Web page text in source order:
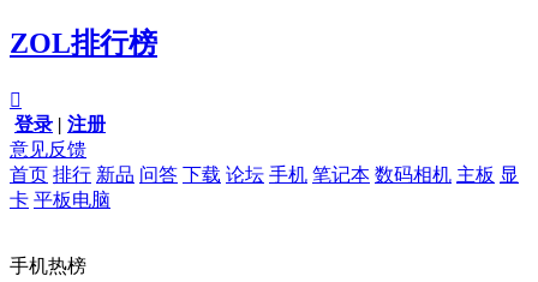
ZOL排行榜

登录 | 注册
意见反馈
首页 排行 新品 问答 下载 论坛 手机 笔记本 数码相机 主板 显
卡 平板电脑
手机热榜